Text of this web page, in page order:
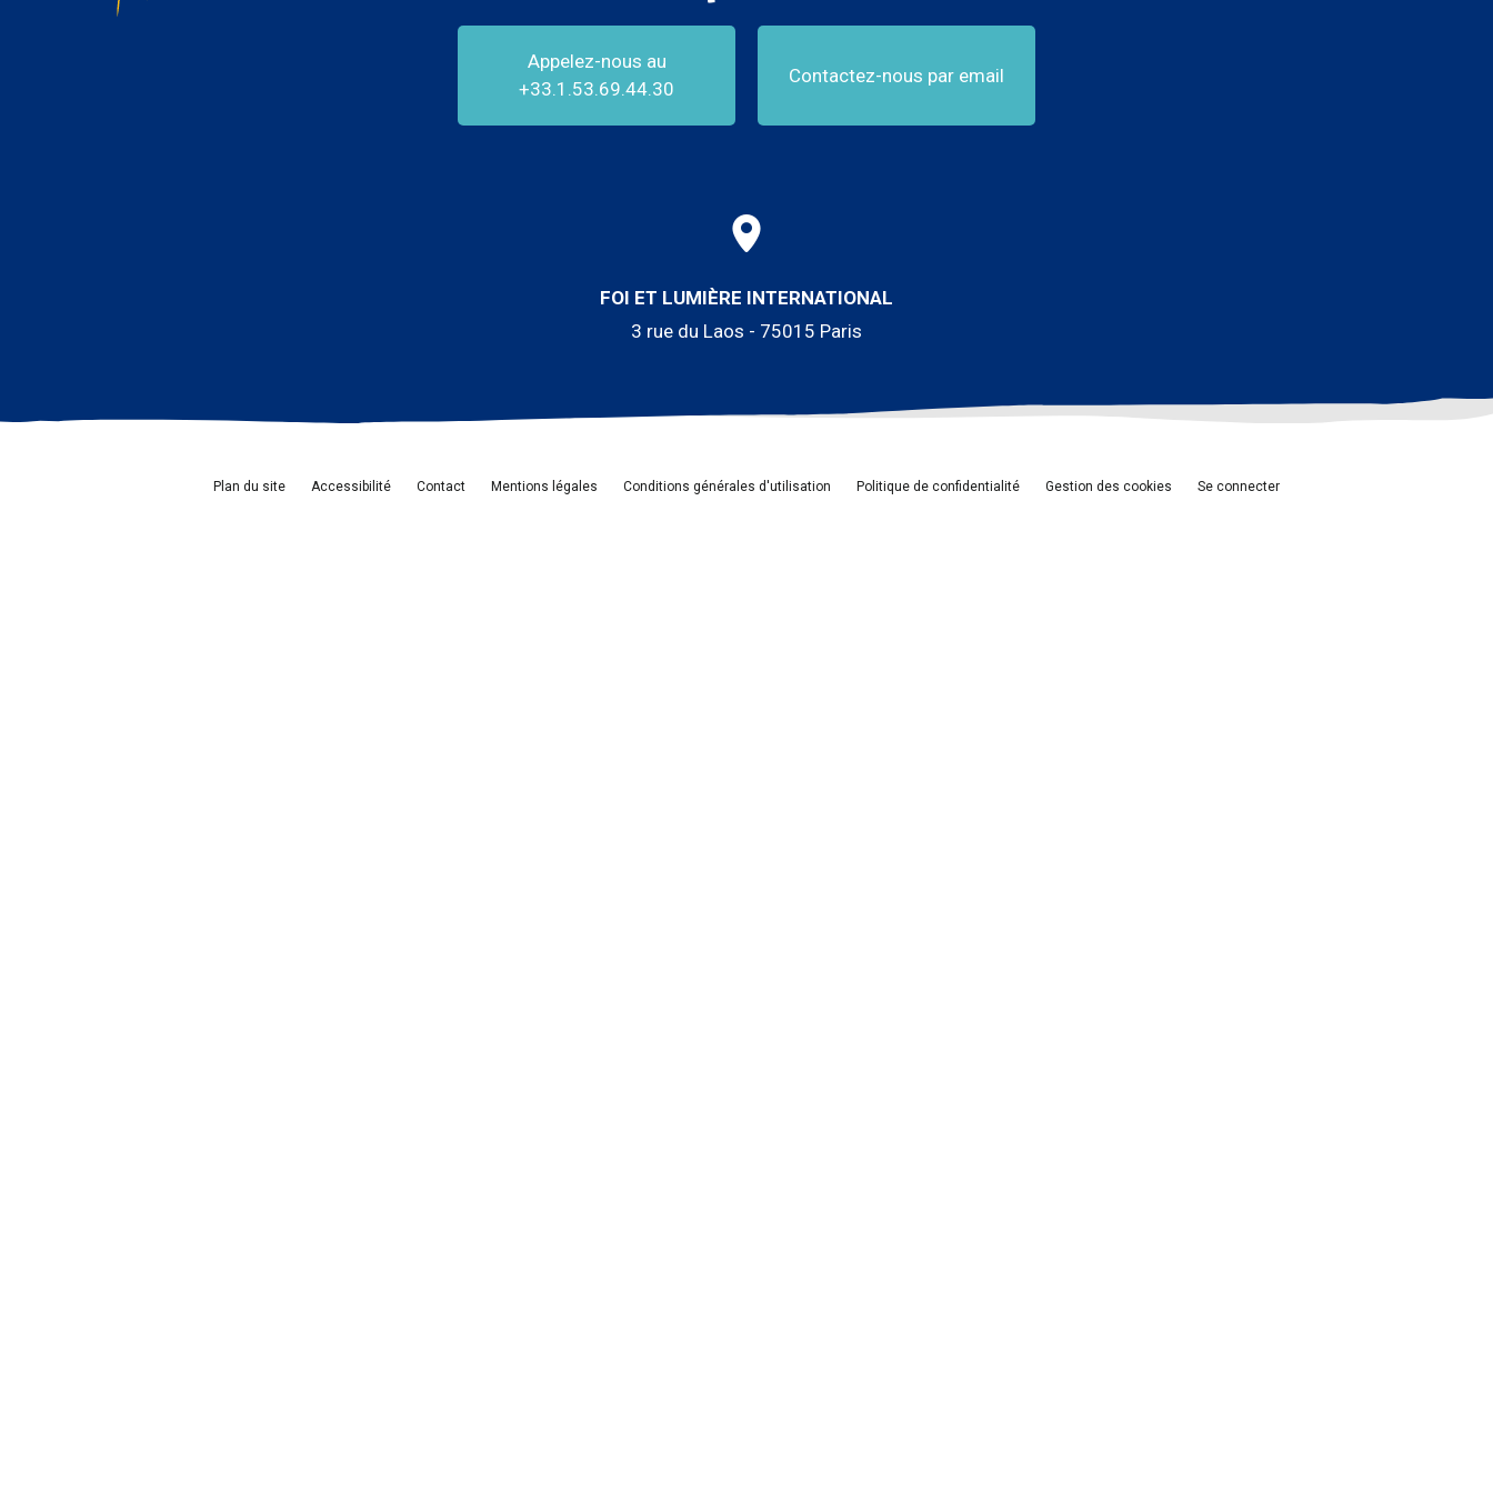
Appelez-nous au
+33.1.53.69.44.30
Contactez-nous par email
FOI ET LUMIÈRE INTERNATIONAL
3 rue du Laos - 75015 Paris
Plan du site Accessibilité Contact Mentions légales Conditions générales d'utilisation Politique de confidentialité Gestion des cookies Se connecter